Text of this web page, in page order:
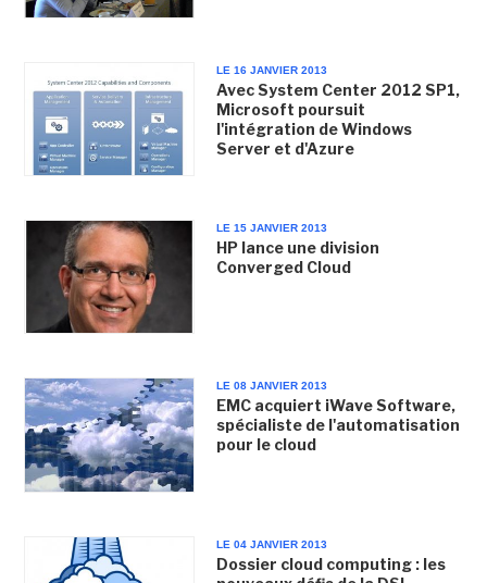
LE 16 JANVIER 2013
Avec System Center 2012 SP1,
Microsoft poursuit
l'intégration de Windows
Server et d'Azure
LE 15 JANVIER 2013
HP lance une division
Converged Cloud
LE 08 JANVIER 2013
EMC acquiert iWave Software,
spécialiste de l'automatisation
pour le cloud
LE 04 JANVIER 2013
Dossier cloud computing : les